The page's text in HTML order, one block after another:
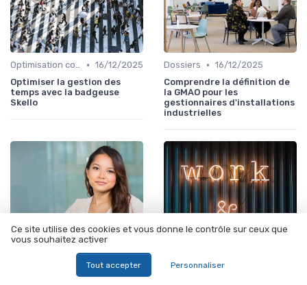
Optimisation coûts • 16/12/2025
Optimiser la gestion des
temps avec la badgeuse
Skello
Dossiers • 16/12/2025
Comprendre la définition de
la GMAO pour les
gestionnaires d'installations
industrielles
Ce site utilise des cookies et vous donne le contrôle sur ceux que
vous souhaitez activer
Tout accepter Personnaliser